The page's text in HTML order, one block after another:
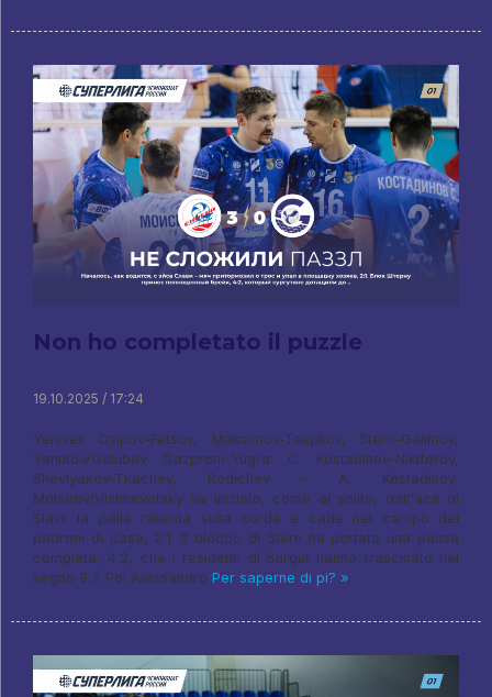
Non ho completato il puzzle
19.10.2025 / 17:24
Yenisei: Osipov-Fetsov, Maksimov-Tsepkov, Stern–Galimov,
Yanutov/Golubev Gazprom-Yugra: C. Kostadinov-Nikiforov,
Shevlyakov-Tkachev, Rodichev – A. Kostadinov,
Moiseev/Vishnevetsky ha iniziato, come al solito, dall'ace di
Slavi: la palla rallenta sulla corda e cade nel campo dei
padroni di casa, 2:1. Il blocco di Stern ha portato una pausa
completa, 4:2, che i residenti di Surgut hanno trascinato nel
segno 9:7. Poi Alessandro Per saperne di pi? »